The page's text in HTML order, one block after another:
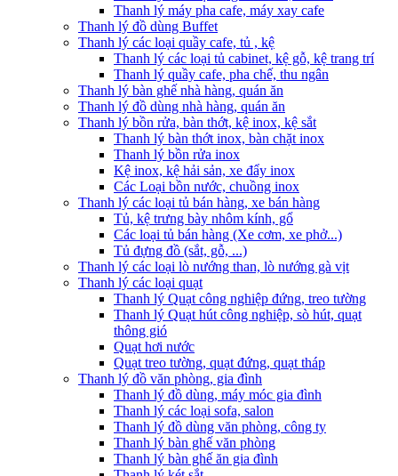
Thanh lý máy pha cafe, máy xay cafe
Thanh lý đồ dùng Buffet
Thanh lý các loại quầy cafe, tủ , kệ
Thanh lý các loại tủ cabinet, kệ gỗ, kệ trang trí
Thanh lý quầy cafe, pha chế, thu ngân
Thanh lý bàn ghế nhà hàng, quán ăn
Thanh lý đồ dùng nhà hàng, quán ăn
Thanh lý bồn rửa, bàn thớt, kệ inox, kệ sắt
Thanh lý bàn thớt inox, bàn chặt inox
Thanh lý bồn rửa inox
Kệ inox, kệ hải sản, xe đẩy inox
Các Loại bồn nước, chuồng inox
Thanh lý các loại tủ bán hàng, xe bán hàng
Tủ, kệ trưng bày nhôm kính, gổ
Các loại tủ bán hàng (Xe cơm, xe phở...)
Tủ đựng đồ (sắt, gỗ, ...)
Thanh lý các loại lò nướng than, lò nướng gà vịt
Thanh lý các loại quạt
Thanh lý Quạt công nghiệp đứng, treo tường
Thanh lý Quạt hút công nghiệp, sò hút, quạt
thông gió
Quạt hơi nước
Quạt treo tường, quạt đứng, quạt tháp
Thanh lý đồ văn phòng, gia đình
Thanh lý đồ dùng, máy móc gia đình
Thanh lý các loại sofa, salon
Thanh lý đồ dùng văn phòng, công ty
Thanh lý bàn ghế văn phòng
Thanh lý bàn ghế ăn gia đình